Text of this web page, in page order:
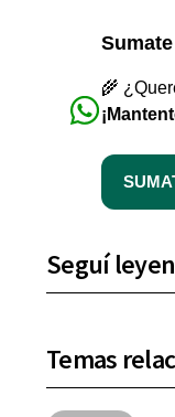
🌾
Seguí
Temas